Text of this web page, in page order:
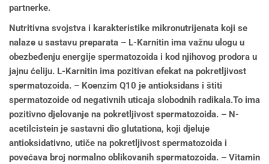
partnerke.
Nutritivna svojstva i karakteristike mikronutrijenata koji se
nalaze u sastavu preparata – L-Karnitin ima važnu ulogu u
obezbeđenju energije spermatozoida i kod njihovog prodora u
jajnu ćeliju. L-Karnitin ima pozitivan efekat na pokretljivost
spermatozoida. – Koenzim Q10 je antioksidans i štiti
spermatozoide od negativnih uticaja slobodnih radikala.To ima
pozitivno djelovanje na pokretljivost spermatozoida. – N-
acetilcistein je sastavni dio glutationa, koji djeluje
antioksidativno, utiče na pokretljivost spermatozoida i
povećava broj normalno oblikovanih spermatozoida. – Vitamin